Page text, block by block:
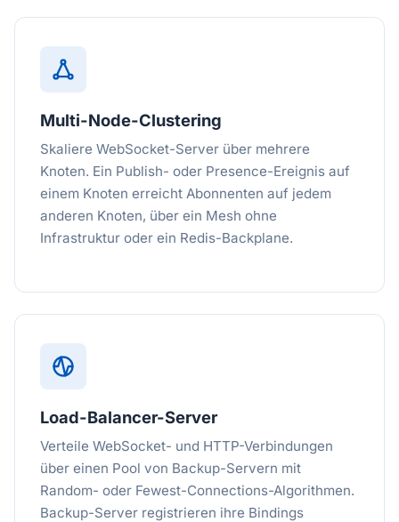
Multi-Node-Clustering
Skaliere WebSocket-Server über mehrere
Knoten. Ein Publish- oder Presence-Ereignis auf
einem Knoten erreicht Abonnenten auf jedem
anderen Knoten, über ein Mesh ohne
Infrastruktur oder ein Redis-Backplane.
Load-Balancer-Server
Verteile WebSocket- und HTTP-Verbindungen
über einen Pool von Backup-Servern mit
Random- oder Fewest-Connections-Algorithmen.
Backup-Server registrieren ihre Bindings